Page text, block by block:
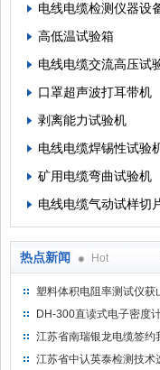
电线电缆检测仪器设
高低温试验箱
电线电缆交流高压试
口罩超声波打耳带机
剥离能力试验机
电线电缆焊锡性试验
矿用电缆弯曲试验机
电线电缆气动试样切
热点新闻 Hot
塑料体积电阻率测试仪获
水利机械厂选用
DH-300直读式电子密度
省苏州市安信塑业选用
江苏省南瑞银龙电缆签约
然换气老化箱等电缆检测
江苏省中认英泰检测技术